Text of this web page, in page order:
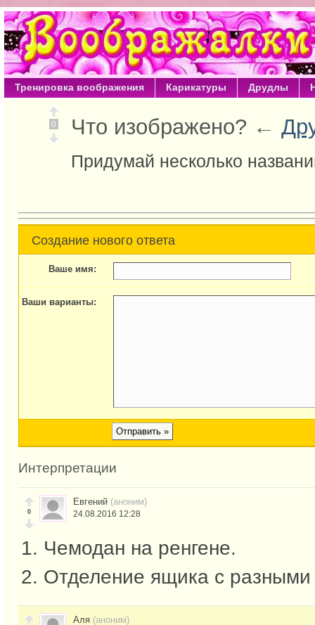
Тренировка воображения Карикатуры Друдлы
0 Что изображено? ←
Придумай несколько
Создание нового ответа
Ваше имя:
Ваши варианты:
Интерпретации
0
Евгений (аноним)
24.08.2016 12:28
1. Чемодан на ренгене.
2. Отделение ящика с разными
Аля (аноним)